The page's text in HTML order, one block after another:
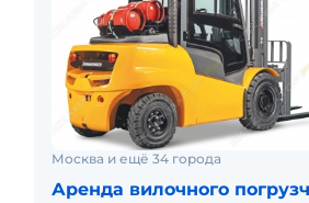
Москва и ещё 34 города
Аренда вилочного